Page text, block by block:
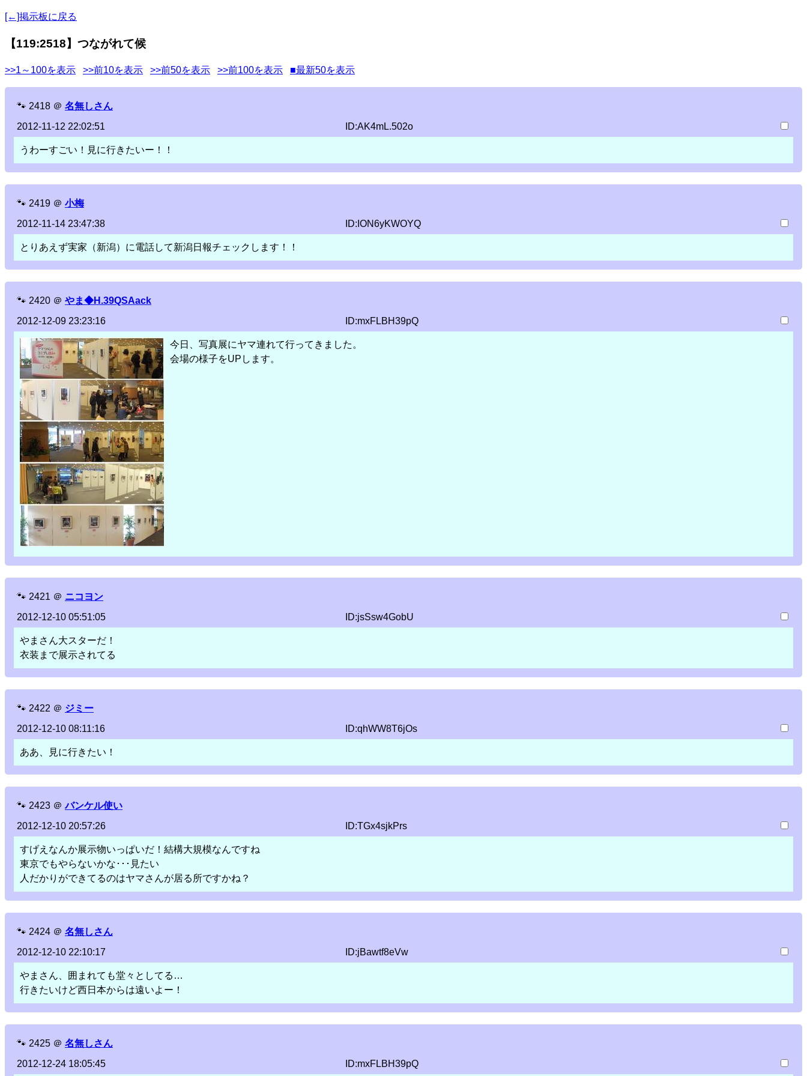
[←]掲示板に戻る
【119:2518】つながれて候
>>1～100を表示 >>前10を表示 >>前50を表示 >>前100を表示 ■最新50を表示
🐾 2418 ＠ 名無しさん
2012-11-12 22:02:51
ID:AK4mL.502o
うわーすごい！見に行きたいー！！
🐾 2419 ＠ 小梅
2012-11-14 23:47:38
ID:ION6yKWOYQ
とりあえず実家（新潟）に電話して新潟日報チェックします！！
🐾 2420 ＠ やま◆H.39QSAack
2012-12-09 23:23:16
ID:mxFLBH39pQ
今日、写真展にヤマ連れて行ってきました。
会場の様子をUPします。
🐾 2421 ＠ ニコヨン
2012-12-10 05:51:05
ID:jsSsw4GobU
やまさん大スターだ！
衣装まで展示されてる
🐾 2422 ＠ ジミー
2012-12-10 08:11:16
ID:qhWW8T6jOs
ああ、見に行きたい！
🐾 2423 ＠ バンケル使い
2012-12-10 20:57:26
ID:TGx4sjkPrs
すげえなんか展示物いっぱいだ！結構大規模なんですね
東京でもやらないかな･･･見たい
人だかりができてるのはヤマさんが居る所ですかね？
🐾 2424 ＠ 名無しさん
2012-12-10 22:10:17
ID:jBawtf8eVw
やまさん、囲まれても堂々としてる…
行きたいけど西日本からは遠いよー！
🐾 2425 ＠ 名無しさん
2012-12-24 18:05:45
ID:mxFLBH39pQ